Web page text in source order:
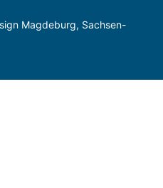
Magdeburg, Sachsen-